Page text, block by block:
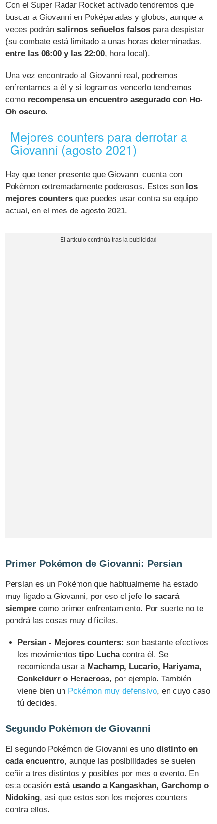
Con el Super Radar Rocket activado tendremos que
buscar a Giovanni en Poképaradas y globos, aunque a
veces podránsalirnos señuelos falsos para despistar
(su combate está limitado a unas horas determinadas,
entre las 06:00 y las 22:00, hora local).
Una vez encontrado al Giovanni real, podremos
enfrentarnos a él y si logramos vencerlo tendremos
como recompensa un encuentro asegurado con Ho-
Oh oscuro.
Mejores counters para derrotar a
Giovanni (agosto 2021)
Hay que tener presente que Giovanni cuenta con
Pokémon extremadamente poderosos. Estos son los
mejores counters que puedes usar contra su equipo
actual, en el mes de agosto 2021.
Primer Pokémon de Giovanni: Persian
Persian es un Pokémon que habitualmente ha estado
muy ligado a Giovanni, por eso el jefe lo sacará
siempre como primer enfrentamiento. Por suerte no te
pondrá las cosas muy difíciles.
Persian - Mejores counters: son bastante efectivos
los movimientostipo Luchacontra él. Se
recomienda usar a Machamp, Lucario, Hariyama,
Conkeldurr o Heracross, por ejemplo. También
viene bien un Pokémon muy defensivo, en cuyo caso
tú decides.
Segundo Pokémon de Giovanni
El segundo Pokémon de Giovanni es unodistinto en
cada encuentro, aunque las posibilidades se suelen
ceñir a tres distintos y posibles por mes o evento. En
esta ocasiónestá usando a Kangaskhan, Garchomp o
Nidoking, así que estos son los mejores counters
contra ellos.